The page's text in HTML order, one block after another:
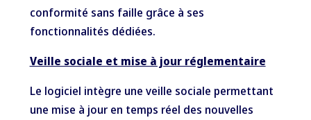
conformité sans faille grâce à ses
fonctionnalités dédiées.
Veille sociale et mise à jour réglementaire
Le logiciel intègre une veille sociale permettant
une mise à jour en temps réel des nouvelles